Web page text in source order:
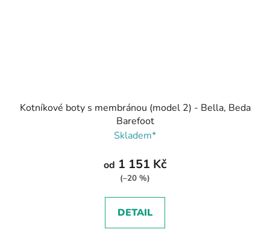
Kotníkové boty s membránou (model 2) - Bella, Beda
Barefoot
Skladem*
od 1 151 Kč
(–20 %)
DETAIL